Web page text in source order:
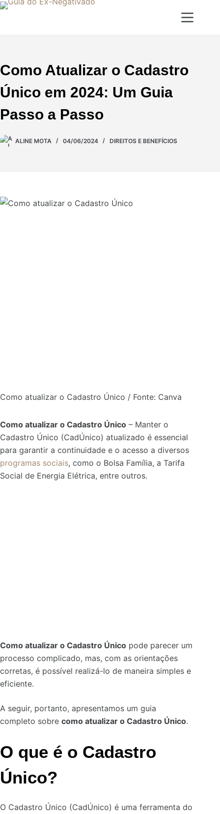
Como Atualizar o Cadastro
Único em 2024: Um Guia
Passo a Passo
ALINE MOTA 04/06/2024 DIREITOS E BENEFÍCIOS
Como atualizar o Cadastro Único / Fonte: Canva
Como atualizar o Cadastro Único – Manter o
Cadastro Único (CadÚnico) atualizado é essencial
para garantir a continuidade e o acesso a diversos
programas sociais, como o Bolsa Família, a Tarifa
Social de Energia Elétrica, entre outros.
Como atualizar o Cadastro Único pode parecer um
processo complicado, mas, com as orientações
corretas, é possível realizá-lo de maneira simples e
eficiente.
A seguir, portanto, apresentamos um guia
completo sobre como atualizar o Cadastro Único.
O que é o Cadastro
Único?
O Cadastro Único (CadÚnico) é uma ferramenta do